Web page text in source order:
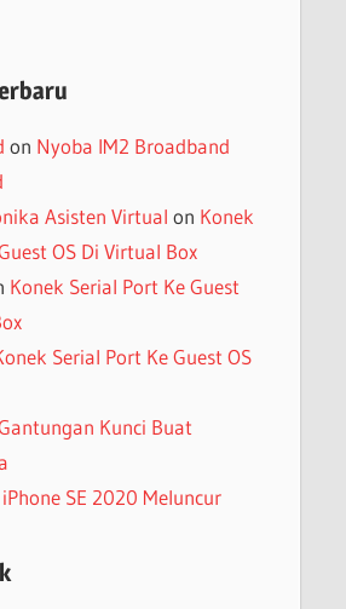
on Nyoba IM2 Broadband
Asisten Virtual on Konek
OS Di Virtual Box
Konek Serial Port Ke Guest
Serial Port Ke Guest OS
Kunci Buat
iPhone SE 2020 Meluncur